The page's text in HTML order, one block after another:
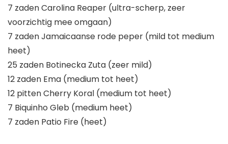
7 zaden Carolina Reaper (ultra-scherp, zeer
voorzichtig mee omgaan)
7 zaden Jamaicaanse rode peper (mild tot medium
heet)
25 zaden Botinecka Zuta (zeer mild)
12 zaden Ema (medium tot heet)
12 pitten Cherry Koral (medium tot heet)
7 Biquinho Gleb (medium heet)
7 zaden Patio Fire (heet)